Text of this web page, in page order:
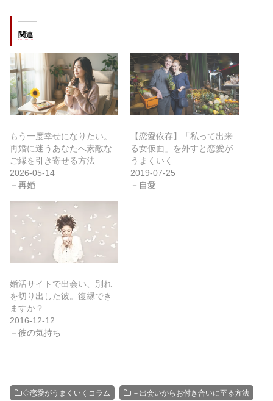
関連
もう一度幸せになりたい。
再婚に迷うあなたへ素敵な
ご縁を引き寄せる方法
2026-05-14
－再婚
【恋愛依存】「私って出来
る女仮面」を外すと恋愛が
うまくいく
2019-07-25
－自愛
婚活サイトで出会い、別れ
を切り出した彼。復縁でき
ますか？
2016-12-12
－彼の気持ち
◇恋愛がうまくいくコラム －出会いからお付き合いに至る方法